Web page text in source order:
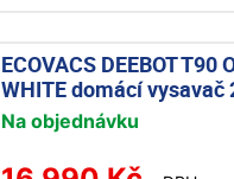
ECOVACS DEEBOT T90
WHITE domácí vysavač
Na objednávku